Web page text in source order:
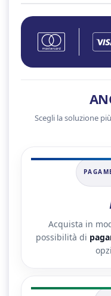
Scegli la soluzione
Acquista in
possibilità di